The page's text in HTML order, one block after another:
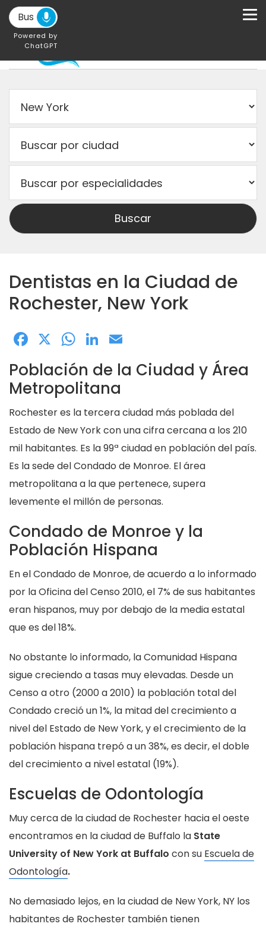
Powered by
ChatGPT
Dentistas en la Ciudad de
Rochester, New York
Facebook
X WhatsApp
LinkedIn
Población de la Ciudad y Área
Metropolitana
Rochester es la tercera ciudad más poblada del
Estado de New York con una cifra cercana a los 210
mil habitantes. Es la 99ª ciudad en población del país.
Es la sede del Condado de Monroe. El área
metropolitana a la que pertenece, supera
levemente el millón de personas.
Condado de Monroe y la
Población Hispana
En el Condado de Monroe, de acuerdo a lo informado
por la Oficina del Censo 2010, el 7% de sus habitantes
eran hispanos, muy por debajo de la media estatal
que es del 18%.
No obstante lo informado, la Comunidad Hispana
sigue creciendo a tasas muy elevadas. Desde un
Censo a otro (2000 a 2010) la población total del
Condado creció un 1%, la mitad del crecimiento a
nivel del Estado de New York, y el crecimiento de la
población hispana trepó a un 38%, es decir, el doble
del crecimiento a nivel estatal (19%).
Escuelas de Odontología
Muy cerca de la ciudad de Rochester hacia el oeste
encontramos en la ciudad de Buffalo la State
University of New York at Buffalo con su Escuela de
Odontología.
No demasiado lejos, en la ciudad de New York, NY los
habitantes de Rochester también tienen